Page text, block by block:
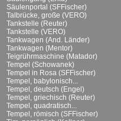
Säulenportal (SFFischer)
Talbrücke, große (VERO)
Tankstelle (Reuter)
Tankstelle (VERO)
Tankwagen (And. Länder)
Tankwagen (Mentor)
Teigrührmaschine (Matador)
Tempel (Schowanek)
Tempel in Rosa (SFFischer)
Tempel, babylonisch...
Tempel, deutsch (Engel)
Tempel, griechisch (Reuter)
Tempel, quadratisch...
Tempel, römisch (SFFischer)